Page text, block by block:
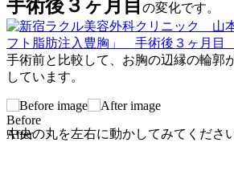
手術後３ヶ月目 の変化です。
手術前と比較して、お胸の辺縁の輪郭
しています。
Before
After
中央の丸を左右に動かしてみてください